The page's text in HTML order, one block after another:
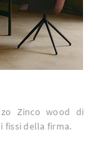
Zinco wood di
fissi della firma.